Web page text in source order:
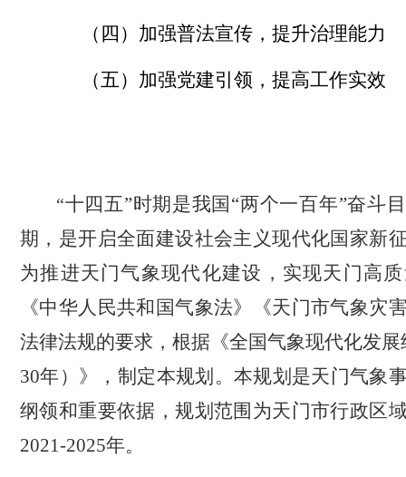
（四）加强普法宣传，提升治理能力
（五）加强党建引领，提高工作实效
“十四五”时期是我国“两个一百年”奋斗
期，是开启全面建设社会主义现代化国家新
为推进天门气象现代化建设，实现天门高
《中华人民共和国气象法》《天门市气象灾
法律法规的要求，根据《全国气象现代化发展
30年）》，制定本规划。本规划是天门气象
纲领和重要依据，规划范围为天门市行政区
2021-2025年。